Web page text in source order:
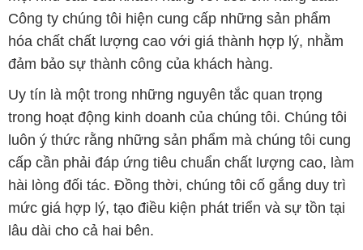
Công ty chúng tôi hiện cung cấp những sản phẩm
hóa chất chất lượng cao với giá thành hợp lý, nhằm
đảm bảo sự thành công của khách hàng.
Uy tín là một trong những nguyên tắc quan trọng
trong hoạt động kinh doanh của chúng tôi. Chúng tôi
luôn ý thức rằng những sản phẩm mà chúng tôi cung
cấp cần phải đáp ứng tiêu chuẩn chất lượng cao, làm
hài lòng đối tác. Đồng thời, chúng tôi cố gắng duy trì
mức giá hợp lý, tạo điều kiện phát triển và sự tồn tại
lâu dài cho cả hai bên.